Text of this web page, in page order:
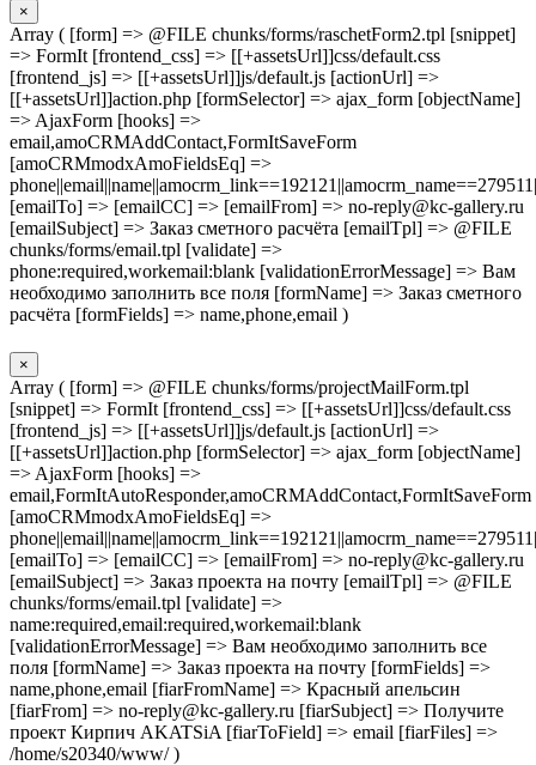
×
Array ( [form] => @FILE chunks/forms/raschetForm2.tpl [snippet]
=> FormIt [frontend_css] => [[+assetsUrl]]css/default.css
[frontend_js] => [[+assetsUrl]]js/default.js [actionUrl] =>
[[+assetsUrl]]action.php [formSelector] => ajax_form [objectName]
=> AjaxForm [hooks] =>
email,amoCRMAddContact,FormItSaveForm
[amoCRMmodxAmoFieldsEq] =>
[emailTo] => [emailCC] => [emailFrom] => no-reply@kc-gallery.ru
[emailSubject] => Заказ сметного расчёта [emailTpl] => @FILE
chunks/forms/email.tpl [validate] =>
phone:required,workemail:blank [validationErrorMessage] => Вам
необходимо заполнить все поля [formName] => Заказ сметного
расчёта [formFields] => name,phone,email )
×
Array ( [form] => @FILE chunks/forms/projectMailForm.tpl
[snippet] => FormIt [frontend_css] => [[+assetsUrl]]css/default.css
[frontend_js] => [[+assetsUrl]]js/default.js [actionUrl] =>
[[+assetsUrl]]action.php [formSelector] => ajax_form [objectName]
=> AjaxForm [hooks] =>
email,FormItAutoResponder,amoCRMAddContact,FormItSaveForm
[amoCRMmodxAmoFieldsEq] =>
[emailTo] => [emailCC] => [emailFrom] => no-reply@kc-gallery.ru
[emailSubject] => Заказ проекта на почту [emailTpl] => @FILE
chunks/forms/email.tpl [validate] =>
name:required,email:required,workemail:blank
[validationErrorMessage] => Вам необходимо заполнить все
поля [formName] => Заказ проекта на почту [formFields] =>
name,phone,email [fiarFromName] => Красный апельсин
[fiarFrom] => no-reply@kc-gallery.ru [fiarSubject] => Получите
проект Кирпич AKATSiA [fiarToField] => email [fiarFiles] =>
/home/s20340/www/ )